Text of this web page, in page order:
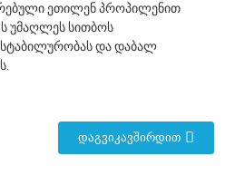
ეთილენ პროპილენით
უმაღლეს სითბოს
სტაბილურობას და დაბალ
ᲓᲐᲒᲕᲘᲙᲐᲕᲨᲘᲠᲓᲘᲗ